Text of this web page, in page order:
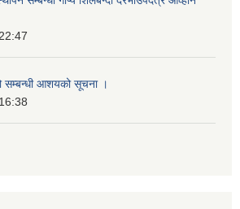
सम्बन्धी आशयको सूचना ।